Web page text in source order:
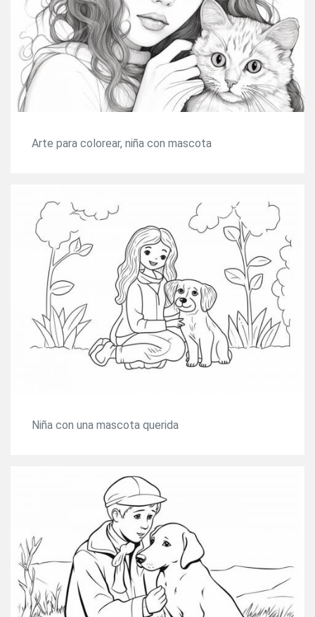
Arte para colorear, niña con mascota
Niña con una mascota querida